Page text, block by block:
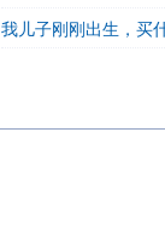
我儿子刚刚出生，买